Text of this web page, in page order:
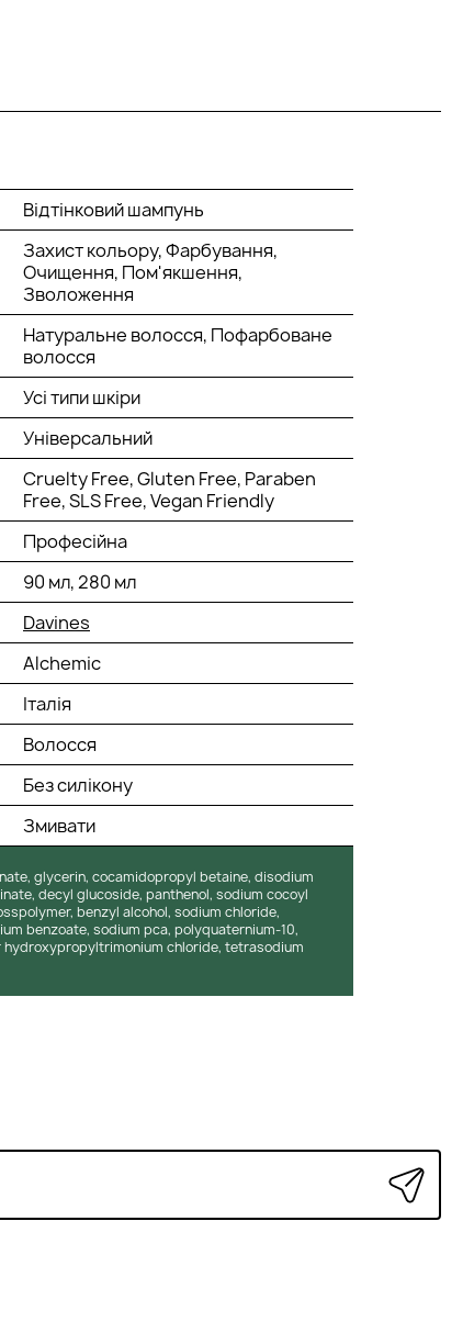
Відтінковий шампунь
Захист кольору, Фарбування,
Очищення, Пом'якшення,
Зволоження
Натуральне волосся, Пофарбоване
волосся
Усі типи шкіри
Універсальний
Cruelty Free, Gluten Free, Paraben
Free, SLS Free, Vegan Friendly
Професійна
90 мл, 280 мл
Davines
Alchemic
Італія
Волосся
Без силікону
Змивати
glycerin, cocamidopropyl betaine, disodium
decyl glucoside, panthenol, sodium cocoyl
benzyl alcohol, sodium chloride,
benzoate, sodium pca, polyquaternium-10,
chloride, tetrasodium